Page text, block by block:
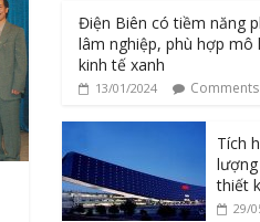
Điện Biên có tiềm năng
lâm nghiệp, phù hợp mô
kinh tế xanh
13/01/2024
Tích
thiết
29/